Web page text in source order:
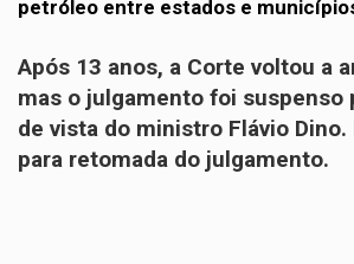
petróleo entre estados e
Após 13 anos, a Corte voltou a
mas o julgamento foi suspenso
de vista do ministro Flávio Dino.
para retomada do julgamento.